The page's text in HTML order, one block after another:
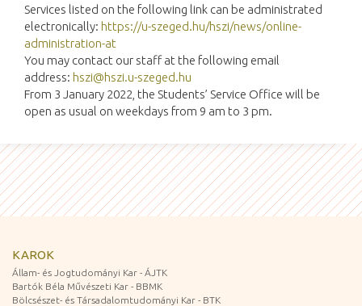
Services listed on the following link can be administrated
electronically: https://u-szeged.hu/hszi/news/online-
administration-at
You may contact our staff at the following email
address: hszi@hszi.u-szeged.hu
From 3 January 2022, the Students’ Service Office will be
open as usual on weekdays from 9 am to 3 pm.
KAROK
Állam- és Jogtudományi Kar - ÁJTK
Bartók Béla Művészeti Kar - BBMK
Bölcsészet- és Társadalomtudományi Kar - BTK